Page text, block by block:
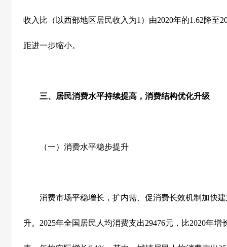
收入比（以西部地区居民收入为1 ）由2020年的1.62降至
距进一步缩小。
三、居民消费水平持续提高，消费结构优化升级
（一）消费水平稳步提升
消费市场平稳增长，扩内需、促消费长效机制加快建
升。 2025年全国居民人均消费支出29476元，比2020年增